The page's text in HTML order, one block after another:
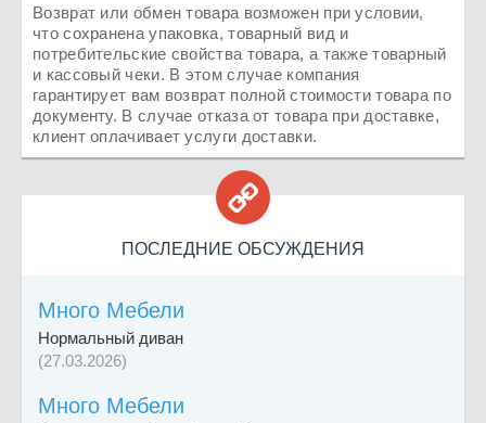
Возврат или обмен товара возможен при условии,
что сохранена упаковка, товарный вид и
потребительские свойства товара, а также товарный
и кассовый чеки. В этом случае компания
гарантирует вам возврат полной стоимости товара по
документу. В случае отказа от товара при доставке,
клиент оплачивает услуги доставки.

ПОСЛЕДНИЕ ОБСУЖДЕНИЯ
Много Мебели
Нормальный диван
(27.03.2026)
Много Мебели